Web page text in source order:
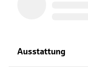
Ausstattung